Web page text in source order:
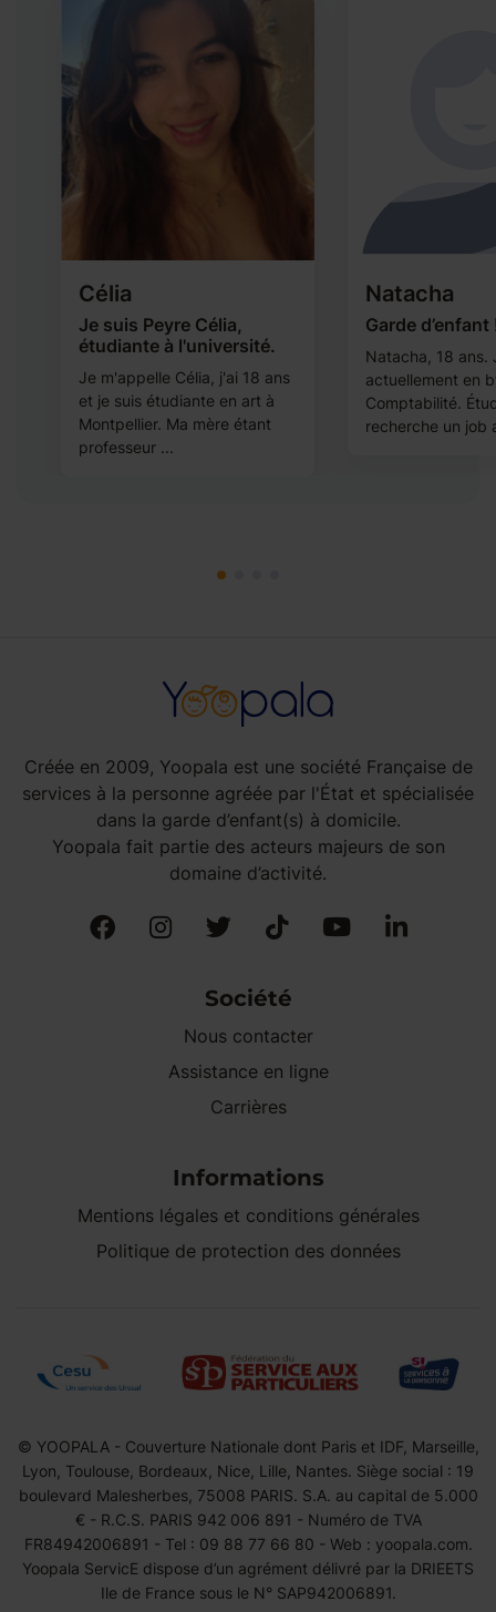
Célia
Je suis Peyre Célia,
étudiante à l'université.
Je m'appelle Célia, j'ai 18 ans
et je suis étudiante en art à
Montpellier. Ma mère étant
professeur ...
Natacha
Garde d’enfant
Natacha, 18 ans.
actuellement en
Comptabilité.
recherche un job
Créée en 2009, Yoopala est une société Française de
services à la personne agréée par l'État et spécialisée
dans la garde d’enfant(s) à domicile.
Yoopala fait partie des acteurs majeurs de son
domaine d’activité.
Société
Nous contacter
Assistance en ligne
Carrières
Informations
Mentions légales et conditions générales
Politique de protection des données
© YOOPALA - Couverture Nationale dont Paris et IDF, Marseille,
Lyon, Toulouse, Bordeaux, Nice, Lille, Nantes. Siège social : 19
boulevard Malesherbes, 75008 PARIS. S.A. au capital de 5.000
€ - R.C.S. PARIS 942 006 891 - Numéro de TVA
FR84942006891 - Tel : 09 88 77 66 80 - Web : yoopala.com.
Yoopala ServicE dispose d’un agrément délivré par la DRIEETS
Ile de France sous le N° SAP942006891.